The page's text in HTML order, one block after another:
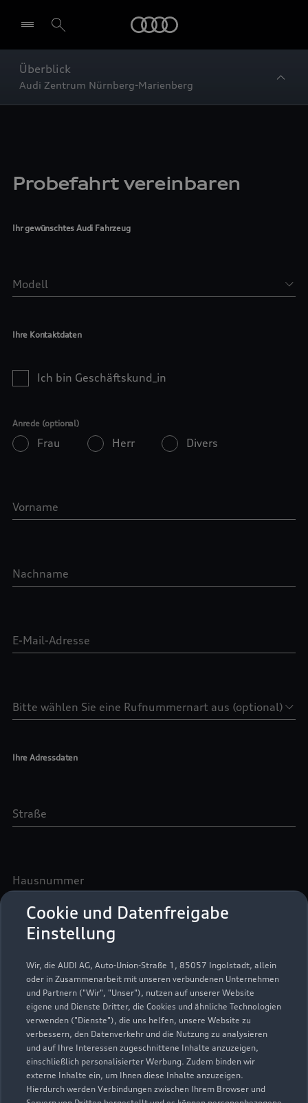
Cookie und Datenfreigabe
Einstellung
Wir, die AUDI AG, Auto-Union-Straße 1, 85057 Ingolstadt, allein
oder in Zusammenarbeit mit unseren verbundenen Unternehmen
und Partnern ("Wir", "Unser"), nutzen auf unserer Website
eigene und Dienste Dritter, die Cookies und ähnliche Technologien
verwenden ("Dienste"), die uns helfen, unsere Website zu
verbessern, den Datenverkehr und die Nutzung zu analysieren
und auf Ihre Interessen zugeschnittene Inhalte anzuzeigen,
einschließlich personalisierter Werbung. Zudem binden wir
externe Inhalte ein, um Ihnen diese Inhalte anzuzeigen.
Hierdurch werden Verbindungen zwischen Ihrem Browser und
Überblick
Audi Zentrum Nürnberg-Marienberg